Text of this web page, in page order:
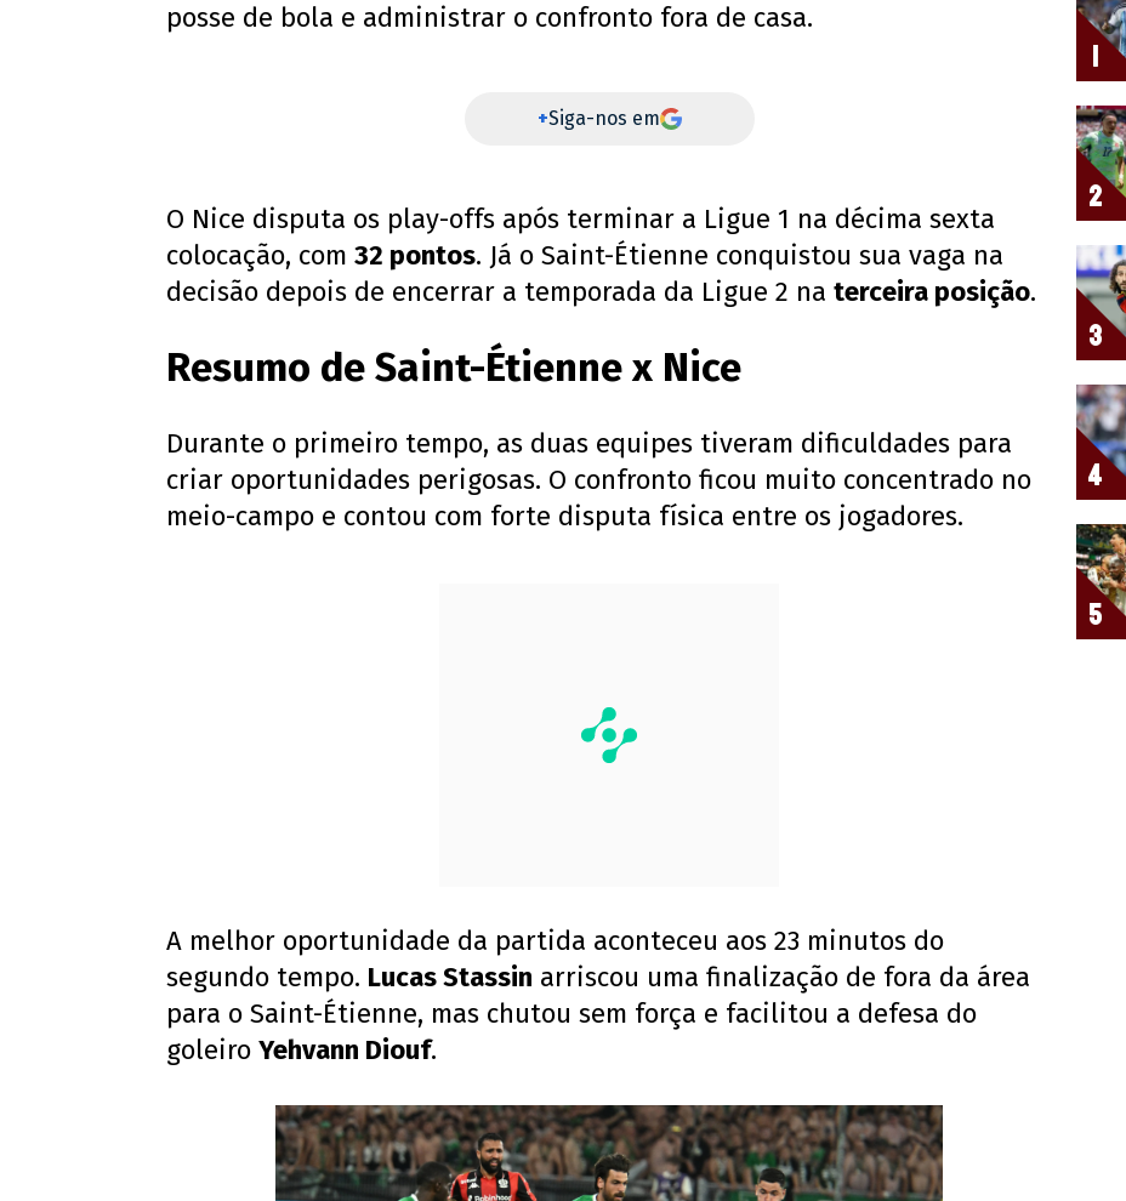
posse de bola e administrar o confronto fora de casa.
+Siga-nos em
O Nice disputa os play-offs após terminar a Ligue 1 na décima sexta
colocação, com 32 pontos. Já o Saint-Étienne conquistou sua vaga na
decisão depois de encerrar a temporada da Ligue 2 na terceira posição.
Resumo de Saint-Étienne x Nice
Durante o primeiro tempo, as duas equipes tiveram dificuldades para
criar oportunidades perigosas. O confronto ficou muito concentrado no
meio-campo e contou com forte disputa física entre os jogadores.
A melhor oportunidade da partida aconteceu aos 23 minutos do
segundo tempo. Lucas Stassin arriscou uma finalização de fora da área
para o Saint-Étienne, mas chutou sem força e facilitou a defesa do
goleiro Yehvann Diouf.
1
2
3
4
5